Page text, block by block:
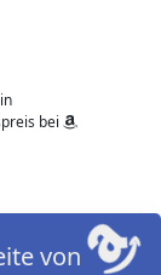
bei
von